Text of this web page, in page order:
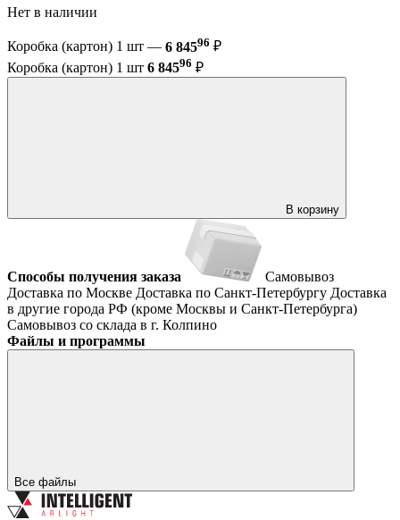
Нет в наличии
Коробка (картон) 1 шт — 6 84596 ₽
Коробка (картон) 1 шт 6 84596 ₽
В корзину
Способы получения заказа
Самовывоз
Доставка по Москве Доставка по Санкт-Петербургу Доставка
в другие города РФ (кроме Москвы и Санкт-Петербурга)
Самовывоз со склада в г. Колпино
Файлы и программы
Все файлы